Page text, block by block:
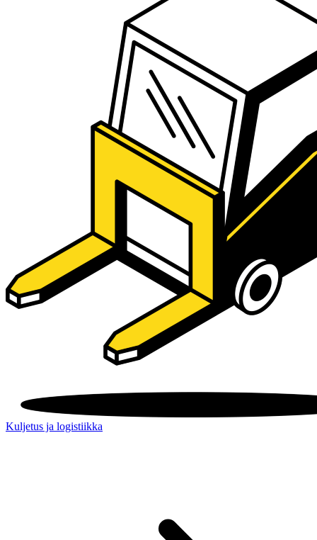
Kuljetus ja logistiikka